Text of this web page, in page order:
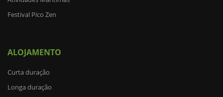
Festival Pico Zen
ALOJAMENTO
Curta duração
Longa duração